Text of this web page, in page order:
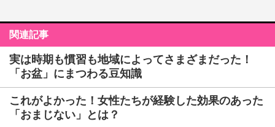
関連記事
実は時期も慣習も地域によってさまざまだった！
「お盆」にまつわる豆知識
これがよかった！女性たちが経験した効果のあった
「おまじない」とは？